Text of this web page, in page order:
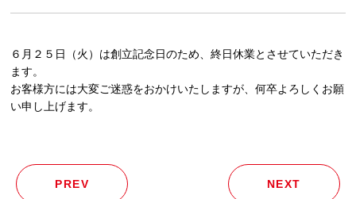
６月２５日（火）は創立記念日のため、終日休業とさせていただき
ます。
お客様方には大変ご迷惑をおかけいたしますが、何卒よろしくお願
い申し上げます。
PREV NEXT